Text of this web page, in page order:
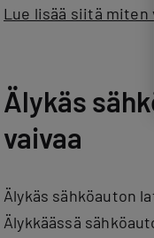
Lue lisää siitä miten
Älykäs
vaivaa
Älykäs sähköauton
Älykkäässä